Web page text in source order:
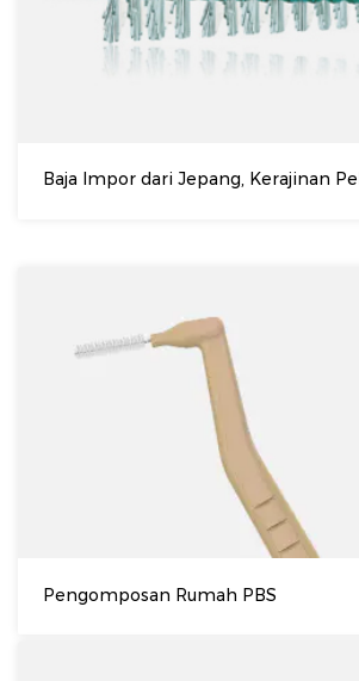
Baja Impor dari Jepang, Kerajinan
Pengomposan Rumah PBS